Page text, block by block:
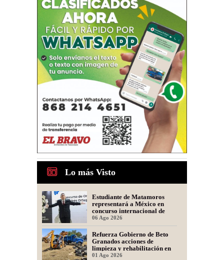
Lo más Visto
Estudiante de Matamoros
representará a México en
concurso internacional de
oratoria en Perú
06 Ago 2026
Refuerza Gobierno de Beto
Granados acciones de
limpieza y rehabilitación en
Los Presidentes
01 Ago 2026